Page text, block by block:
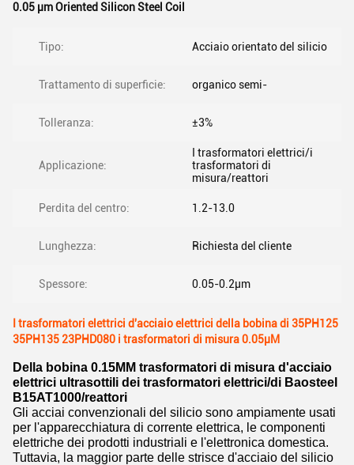
0.05 µm Oriented Silicon Steel Coil
Tipo: Acciaio orientato del silicio
Trattamento di superficie: organico semi-
Tolleranza: ±3%
Applicazione:
I trasformatori elettrici/i
trasformatori di
misura/reattori
Perdita del centro: 1.2-13.0
Lunghezza: Richiesta del cliente
Spessore: 0.05-0.2µm
I trasformatori elettrici d'acciaio elettrici della bobina di 35PH125
35PH135 23PHD080 i trasformatori di misura 0.05µM
Della bobina 0.15MM trasformatori di misura d'acciaio
elettrici ultrasottili dei trasformatori elettrici/di Baosteel
B15AT1000/reattori
Gli acciai convenzionali del silicio sono ampiamente usati
per l'apparecchiatura di corrente elettrica, le componenti
elettriche dei prodotti industriali e l'elettronica domestica.
Tuttavia, la maggior parte delle strisce d'acciaio del silicio